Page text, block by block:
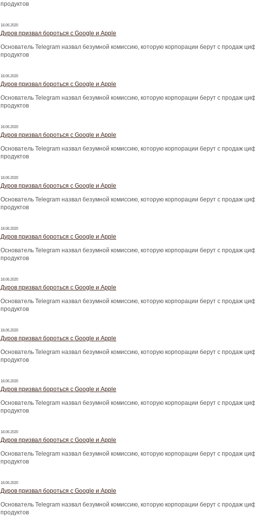
продуктов
18.06.2020
Дуров призвал бороться с Google и Apple
Основатель Telegram назвал безумной комиссию, которую корпорации берут с продаж
продуктов
18.06.2020
Дуров призвал бороться с Google и Apple
Основатель Telegram назвал безумной комиссию, которую корпорации берут с продаж
продуктов
18.06.2020
Дуров призвал бороться с Google и Apple
Основатель Telegram назвал безумной комиссию, которую корпорации берут с продаж
продуктов
18.06.2020
Дуров призвал бороться с Google и Apple
Основатель Telegram назвал безумной комиссию, которую корпорации берут с продаж
продуктов
18.06.2020
Дуров призвал бороться с Google и Apple
Основатель Telegram назвал безумной комиссию, которую корпорации берут с продаж
продуктов
18.06.2020
Дуров призвал бороться с Google и Apple
Основатель Telegram назвал безумной комиссию, которую корпорации берут с продаж
продуктов
18.06.2020
Дуров призвал бороться с Google и Apple
Основатель Telegram назвал безумной комиссию, которую корпорации берут с продаж
продуктов
18.06.2020
Дуров призвал бороться с Google и Apple
Основатель Telegram назвал безумной комиссию, которую корпорации берут с продаж
продуктов
18.06.2020
Дуров призвал бороться с Google и Apple
Основатель Telegram назвал безумной комиссию, которую корпорации берут с продаж
продуктов
18.06.2020
Дуров призвал бороться с Google и Apple
Основатель Telegram назвал безумной комиссию, которую корпорации берут с продаж
продуктов